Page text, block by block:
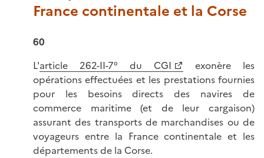
France continentale et la Corse
60
L'article 262-II-7° du CGI
exonère les
opérations effectuées et les prestations fournies
pour les besoins directs des navires de
commerce maritime (et de leur cargaison)
assurant des transports de marchandises ou de
voyageurs entre la France continentale et les
départements de la Corse.